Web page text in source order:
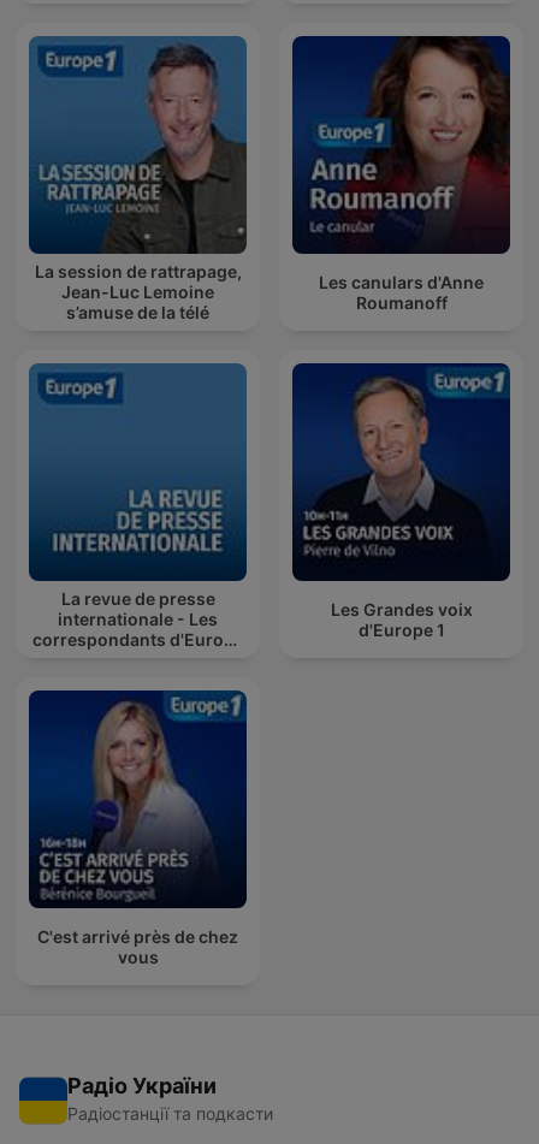
La session de rattrapage,
Jean-Luc Lemoine
s’amuse de la télé
Les canulars d'Anne
Roumanoff
La revue de presse
internationale - Les
correspondants d'Europe
Les Grandes voix
d'Europe 1
C'est arrivé près de chez
vous
Радіо України
Радіостанції та подкасти